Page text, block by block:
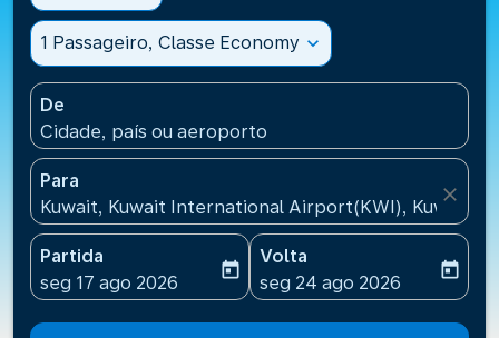
1 Passageiro, Classe Economy expand_more
De
Cidade, país ou aeroporto
Para
Kuwait, Kuwait International Airport(KWI), Kuwait
close
Partida
fc-booking-departure-date-aria-label
seg 17 ago 2026
today
Volta
fc-booking-return-date-
seg 24 ago 2026
today